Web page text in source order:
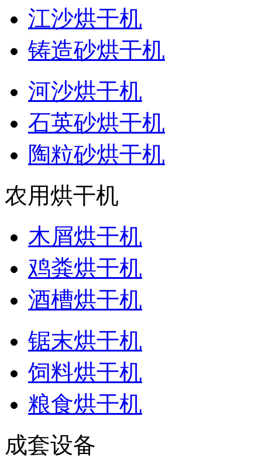
江沙烘干机
铸造砂烘干机
河沙烘干机
石英砂烘干机
陶粒砂烘干机
农用烘干机
木屑烘干机
鸡粪烘干机
酒槽烘干机
锯末烘干机
饲料烘干机
粮食烘干机
成套设备